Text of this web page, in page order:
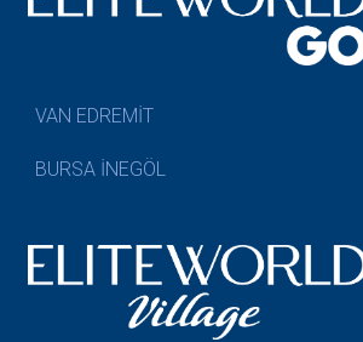
VAN EDREMİT
BURSA İNEGÖL